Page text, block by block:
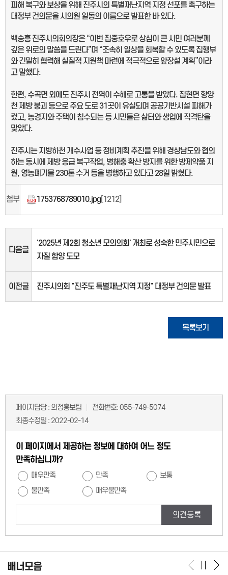
피해 복구와 보상을 위해 진주시의 특별재난지역 지정 선포를 촉구하는
대정부 건의문을 시의원 일동의 이름으로 발표한 바 있다.
백승흥 진주시의회의장은 “이번 집중호우로 상심이 큰 시민 여러분께
깊은 위로의 말씀을 드린다”며 “조속히 일상을 회복할 수 있도록 집행부
와 긴밀히 협력해 실질적 지원책 마련에 적극적으로 앞장설 계획”이라
고 말했다.
한편, 수곡면 외에도 진주시 전역이 수해로 고통을 받았다. 집현면 향양
천 제방 붕괴 등으로 주요 도로 31곳이 유실되며 공공기반시설 피해가
컸고, 농경지와 주택이 침수되는 등 시민들은 삶터와 생업에 직격탄을
맞았다.
진주시는 지방하천 개수사업 등 정비계획 추진을 위해 경상남도와 협의
하는 동시에 제방 응급 복구작업, 병해충 확산 방지를 위한 방제약품 지
원, 영농폐기물 230톤 수거 등을 병행하고 있다고 28일 밝혔다.
첨부 1753768789010.jpg[1212]
다음글
'2025년 제2회 청소년 모의의회' 개최로 성숙한 민주시민으로
자질 함양 도모
이전글 진주시의회 "진주도 특별재난지역 지정" 대정부 건의문 발표
목록보기
페이지담당 : 의정홍보팀 전화번호:055-749-5074
최종수정일 : 2022-02-14
이 페이지에서 제공하는 정보에 대하여 어느 정도
만족하십니까?
매우만족 만족
보통
불만족
매우불만족
의견등록
배너모음